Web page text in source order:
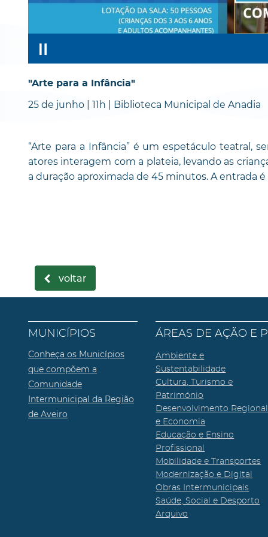
"Arte para a Infância"
25 de junho | 11h | Biblioteca Municipal de Anadia
“Arte para a Infância” é um espetáculo teatral,
atores interagem com a plateia, levando as
a duração aproximada de 45 minutos. A entrada
voltar
MUNICÍPIOS
Conheça os Municípios
que compõem a
Comunidade
Intermunicipal da Região
de Aveiro
ÁREAS DE AÇÃO E
Ambiente e
Sustentabilidade
Cultura, Turismo e
Património
Desenvolvimento Regional
e Economia
Educação e Ensino
Profissional
Mobilidade e Transportes
Modernização e Digital
Obras Intermunicipais
Saúde, Social e Desporto
Arquivo